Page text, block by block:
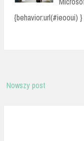
{behavior:url(#ieooui)
Nowszy post